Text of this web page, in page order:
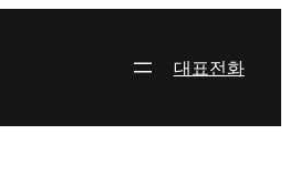
대표전화